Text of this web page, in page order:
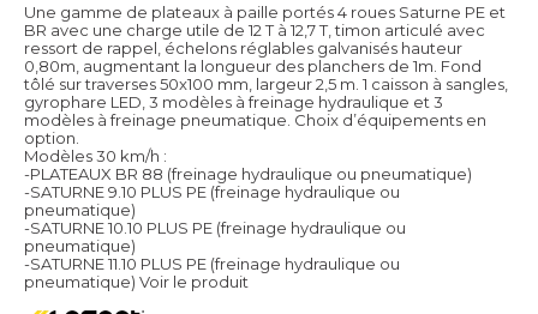
Une gamme de plateaux à paille portés 4 roues Saturne PE et
BR avec une charge utile de 12 T à 12,7 T, timon articulé avec
ressort de rappel, échelons réglables galvanisés hauteur
0,80m, augmentant la longueur des planchers de 1m. Fond
tôlé sur traverses 50x100 mm, largeur 2,5 m. 1 caisson à sangles,
gyrophare LED, 3 modèles à freinage hydraulique et 3
modèles à freinage pneumatique. Choix d’équipements en
option.
Modèles 30 km/h :
-PLATEAUX BR 88 (freinage hydraulique ou pneumatique)
-SATURNE 9.10 PLUS PE (freinage hydraulique ou
pneumatique)
-SATURNE 10.10 PLUS PE (freinage hydraulique ou
pneumatique)
-SATURNE 11.10 PLUS PE (freinage hydraulique ou
pneumatique) Voir le produit